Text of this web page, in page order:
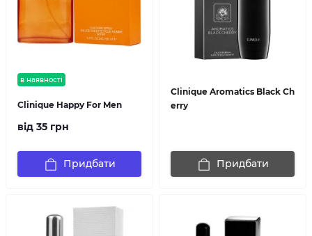
в наявності
Clinique Happy For Men
від 35 грн
Придбати
Clinique Aromatics Black Ch
erry
Придбати